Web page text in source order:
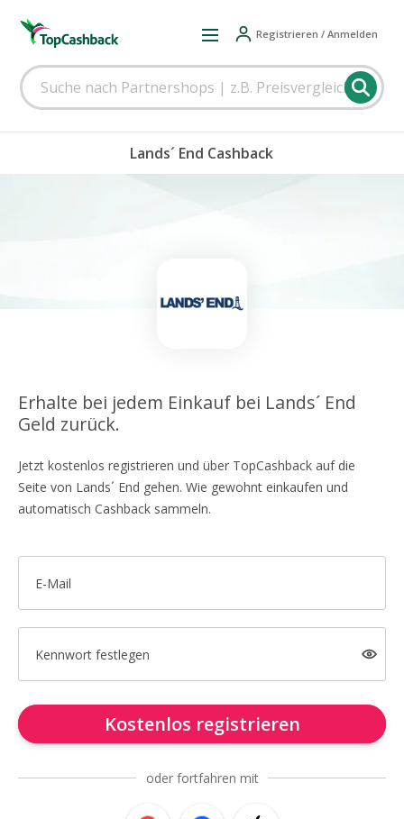
Registrieren / Anmelden
Lands´ End Cashback
Erhalte bei jedem Einkauf bei Lands´ End
Geld zurück.
Jetzt kostenlos registrieren und über TopCashback auf die
Seite von Lands´ End gehen. Wie gewohnt einkaufen und
automatisch Cashback sammeln.
E-Mail
Kennwort festlegen
Kostenlos registrieren
oder fortfahren mit